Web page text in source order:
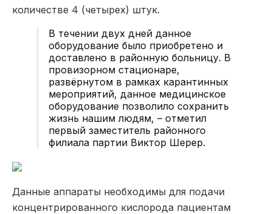
количестве 4 (четырех) штук.
В течении двух дней данное
оборудование было приобретено и
доставлено в районную больницу. В
провизорном стационаре,
развёрнутом в рамках карантинных
мероприятий, данное медицинское
оборудование позволило сохранить
жизнь нашим людям, – отметил
первый заместитель районного
филиала партии Виктор Шерер.
Данные аппараты необходимы для подачи
концентрированного кислорода пациентам